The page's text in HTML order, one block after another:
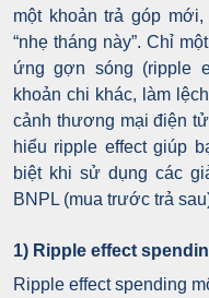
một khoản trả góp
“nhẹ tháng này”. Chỉ
ứng gợn sóng (ripple
khoản chi khác, làm
cảnh thương mại điện
hiểu ripple effect giúp
biệt khi sử dụng các
BNPL (mua trước trả
1) Ripple effect
Ripple effect spending